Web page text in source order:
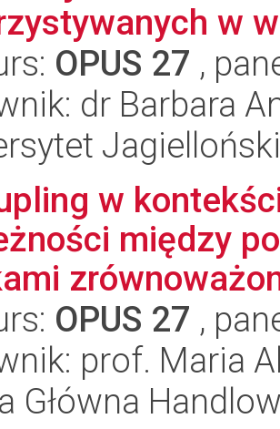
w
OPUS 27 ,
dr Barbara
Jagielloński
w
między
OPUS 27 ,
prof. Maria
Główna